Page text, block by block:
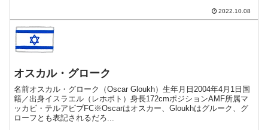
2022.10.08
オスカル・グローク
名前オスカル・グローク（Oscar Gloukh）生年月日2004年4月1日国
籍／出身イスラエル（レホボト）身長172cmポジションAMF所属マ
ッカビ・テルアビブFC※Oscarはオスカー、Gloukhはグルーク、グ
ローフとも表記されるだろ...